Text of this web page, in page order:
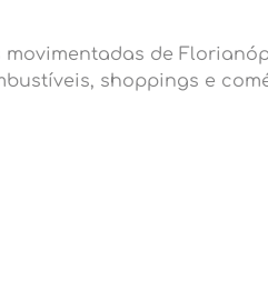
de
shoppings e